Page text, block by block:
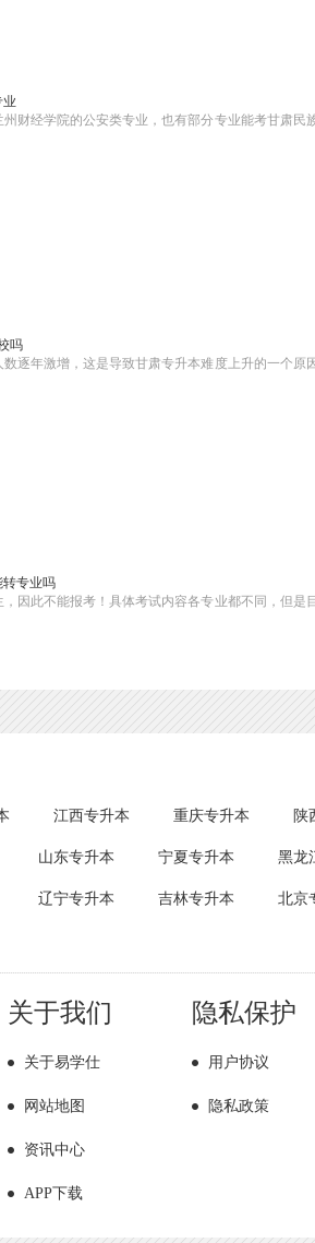
财经学院的公安类专业，也有部分专业能考甘肃民
吗
逐年激增，这是导致甘肃专升本难度上升的一个原
转专业吗
因此不能报考！具体考试内容各专业都不同，但是
江西专升本 重庆专升本 陕
山东专升本 宁夏专升本 黑龙
辽宁专升本 吉林专升本 北京
关于我们
关于易学仕
网站地图
资讯中心
APP下载
隐私保护
用户协议
隐私政策